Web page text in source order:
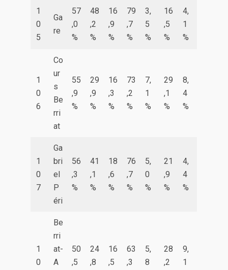
1
0
5
Ga
re
57
,0
%
48
,2
%
16
,9
%
79
,7
%
3,
5
%
16
,5
%
4,
1
%
1
0
6
Co
ur
s
Be
rri
at
55
,9
%
29
,9
%
16
,3
%
73
,2
%
7,
1
%
29
,1
%
8,
4
%
1
0
7
Ga
bri
el
P
éri
56
,3
%
41
,1
%
18
,6
%
76
,7
%
5,
0
%
21
,9
%
4,
4
%
1
0
Be
rri
at-
A
50
,5
24
,8
16
,5
63
,3
5,
8
28
,2
9,
1